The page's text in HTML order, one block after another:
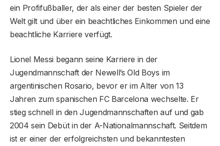
ein Profifußballer, der als einer der besten Spieler der
Welt gilt und über ein beachtliches Einkommen und eine
beachtliche Karriere verfügt.
Lionel Messi begann seine Karriere in der
Jugendmannschaft der Newell’s Old Boys im
argentinischen Rosario, bevor er im Alter von 13
Jahren zum spanischen FC Barcelona wechselte. Er
stieg schnell in den Jugendmannschaften auf und gab
2004 sein Debüt in der A-Nationalmannschaft. Seitdem
ist er einer der erfolgreichsten und bekanntesten